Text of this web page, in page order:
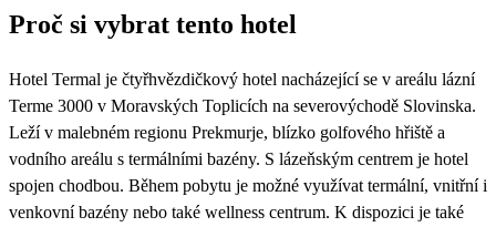
3 619 3 569 3 639 3 819
3 259
Proč si vybrat tento hotel
Hotel Termal je čtyřhvězdičkový hotel nacházející se v areálu lázní
Terme 3000 v Moravských Toplicích na severovýchodě Slovinska.
Leží v malebném regionu Prekmurje, blízko golfového hřiště a
vodního areálu s termálními bazény. S lázeňským centrem je hotel
spojen chodbou. Během pobytu je možné využívat termální, vnitřní i
venkovní bazény nebo také wellness centrum. K dispozici je také